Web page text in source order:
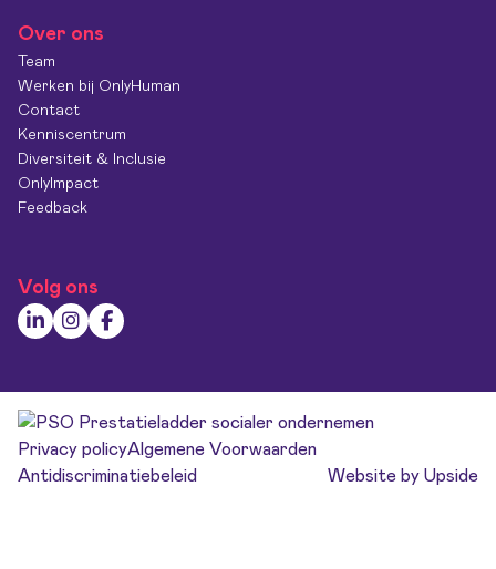
Over ons
Team
Werken bij OnlyHuman
Contact
Kenniscentrum
Diversiteit & Inclusie
OnlyImpact
Feedback
Volg ons
Privacy policyAlgemene Voorwaarden
Antidiscriminatiebeleid
Website by Upside